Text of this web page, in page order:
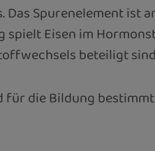
Spurenelement
Eisen im
beteiligt
für die Bildung